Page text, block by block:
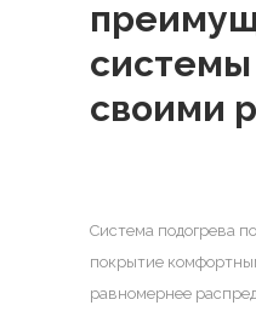
своими
Система подогрева
покрытие
равномернее